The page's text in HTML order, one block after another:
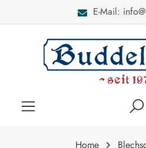
E-Mail:
Home